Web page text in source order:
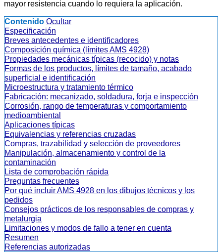
mayor resistencia cuando lo requiera la aplicación.
Contenido Ocultar
Especificación
Breves antecedentes e identificadores
Composición química (límites AMS 4928)
Propiedades mecánicas típicas (recocido) y notas
Formas de los productos, límites de tamaño, acabado
superficial e identificación
Microestructura y tratamiento térmico
Fabricación: mecanizado, soldadura, forja e inspección
Corrosión, rango de temperaturas y comportamiento
medioambiental
Aplicaciones típicas
Equivalencias y referencias cruzadas
Compras, trazabilidad y selección de proveedores
Manipulación, almacenamiento y control de la
contaminación
Lista de comprobación rápida
Preguntas frecuentes
Por qué incluir AMS 4928 en los dibujos técnicos y los
pedidos
Consejos prácticos de los responsables de compras y
metalurgia
Limitaciones y modos de fallo a tener en cuenta
Resumen
Referencias autorizadas